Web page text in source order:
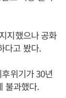
지했으나 공화
다고 봤다.
위기가 30년
불과했다.